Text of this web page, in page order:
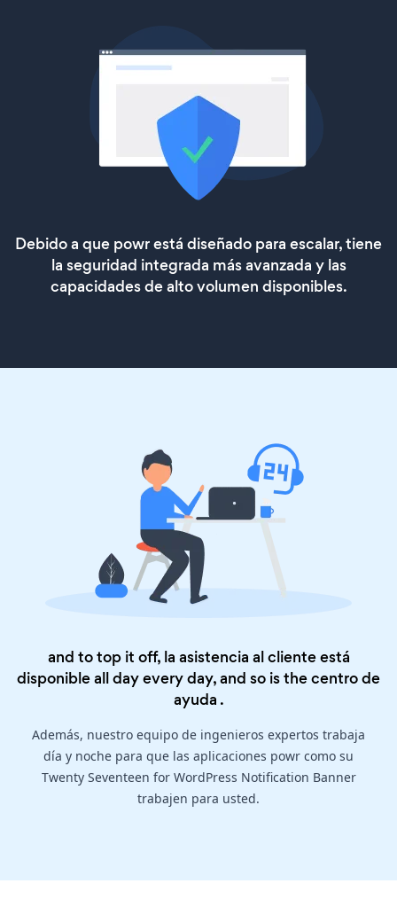
Debido a que powr está diseñado para escalar, tiene
la seguridad integrada más avanzada y las
capacidades de alto volumen disponibles.
and to top it off, la asistencia al cliente está
disponible all day every day, and so is thecentro de
ayuda .
Además, nuestro equipo de ingenieros expertos trabaja
día y noche para que las aplicaciones powr como su
Twenty Seventeen for WordPress Notification Banner
trabajen para usted.